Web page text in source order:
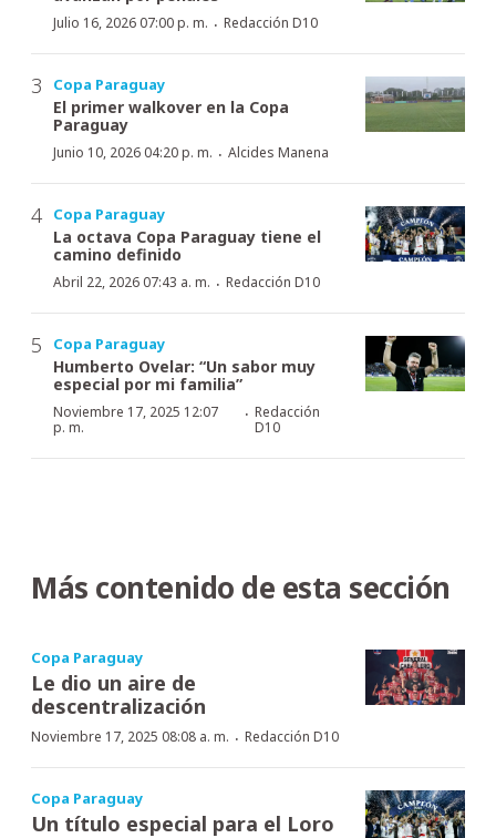
Julio 16, 2026 07:00 p. m. · Redacción D10
Copa Paraguay
El primer walkover en la Copa
Paraguay
Junio 10, 2026 04:20 p. m. · Alcides Manena
Copa Paraguay
La octava Copa Paraguay tiene el
camino definido
Abril 22, 2026 07:43 a. m. · Redacción D10
Copa Paraguay
Humberto Ovelar: “Un sabor muy
especial por mi familia”
Noviembre 17, 2025 12:07
p. m.
·Redacción
D10
Más contenido de esta sección
Copa Paraguay
Le dio un aire de
descentralización
Noviembre 17, 2025 08:08 a. m. · Redacción D10
Copa Paraguay
Un título especial para el Loro